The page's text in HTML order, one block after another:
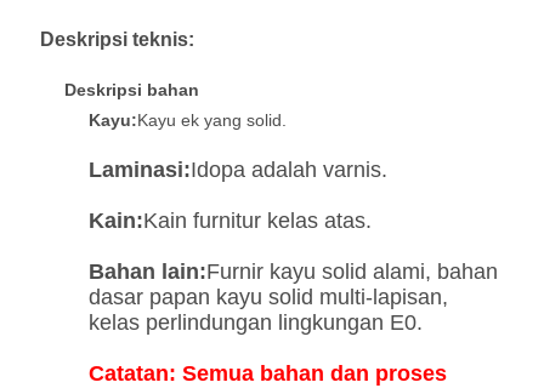
Deskripsi teknis:
Deskripsi bahan
Kayu:Kayu ek yang solid.
Laminasi:Idopa adalah varnis.
Kain:Kain furnitur kelas atas.
Bahan lain:Furnir kayu solid alami, bahan
dasar papan kayu solid multi-lapisan,
kelas perlindungan lingkungan E0.
Catatan: Semua bahan dan proses